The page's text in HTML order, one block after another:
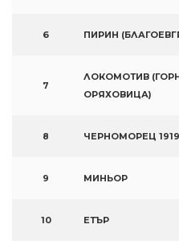
6 ПИРИН
7
ЛОКОМОТИВ
ОРЯХОВИЦА)
8 ЧЕРНОМОРЕЦ 1919
9 МИНЬОР
10 ЕТЪР